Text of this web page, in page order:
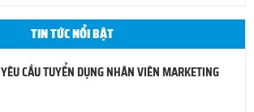
TIN TỨC NỔI BẬT
YÊU CẦU TUYỂN DỤNG NHÂN VIÊN MARKETING